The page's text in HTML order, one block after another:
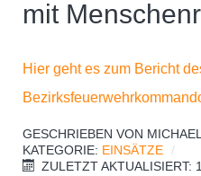
mit
Hier geht es zum Bericht
GESCHRIEBEN VON
KATEGORIE: EINSÄTZE
ZULETZT AKTUALISIERT: